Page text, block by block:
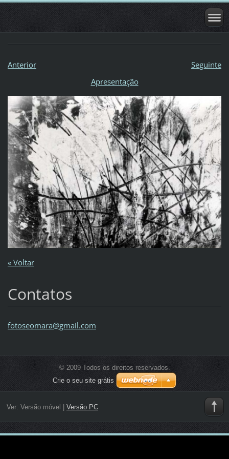
Anterior
Seguinte
Apresentação
« Voltar
Contatos
fotoseomara@gmail.com
© 2009 Todos os direitos reservados.
Crie o seu site grátis
Ver: Versão móvel Versão PC